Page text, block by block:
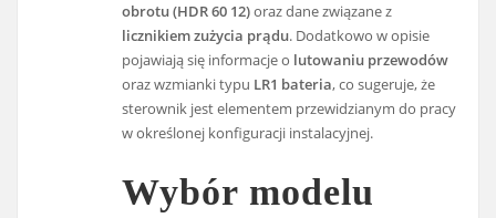
obrotu (HDR 60 12)oraz dane związane z
licznikiem zużycia prądu. Dodatkowo w opisie
pojawiają się informacje o lutowaniu przewodów
oraz wzmianki typu LR1 bateria, co sugeruje, że
sterownik jest elementem przewidzianym do pracy
w określonej konfiguracji instalacyjnej.
Wybór modelu